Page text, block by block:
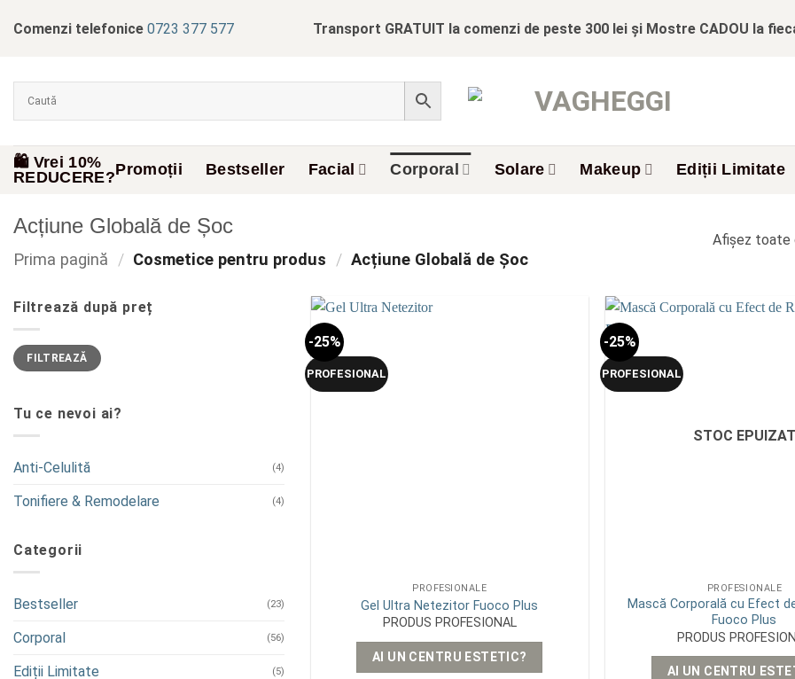
Comenzi telefonice 0723 377 577 Transport GRATUIT la comenzi de peste 300 lei și Mostre CADOU la
🛍️ Vrei 10%
REDUCERE?Promoții Bestseller Facial Corporal Solare Makeup Ediții Limitate
Acțiune Globală de Șoc
Prima pagină / Cosmetice pentru produs / Acțiune Globală de Șoc
Afișez toate
Filtrează după preț
Preț
minim
Preț
maxim
FILTREAZĂ
Tu ce nevoi ai?
Anti-Celulită (4)
Tonifiere & Remodelare (4)
Categorii
Bestseller (23)
Corporal (56)
Ediții Limitate (5)
-25%
PROFESIONAL
PROFESIONALE
Gel Ultra Netezitor Fuoco Plus
PRODUS PROFESIONAL
AI UN CENTRU ESTETIC?
-25%
PROFESIONAL
STOC EPUIZAT
PROFESIONALE
Mască Corporală cu Efect
Fuoco Plus
PRODUS
AI UN CENTRU